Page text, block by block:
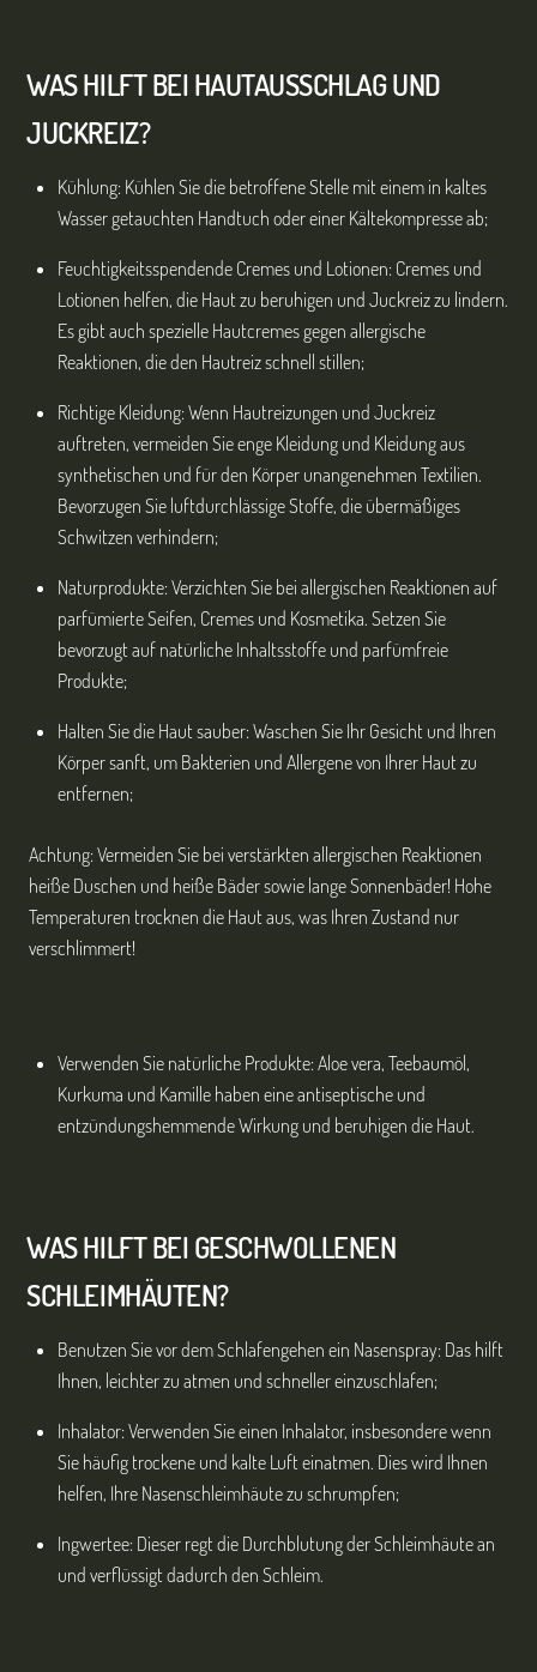
WAS HILFT BEIHAUTAUSSCHLAG UND
JUCKREIZ?
Kühlung: Kühlen Sie die betroffene Stelle mit einem in kaltes
Wasser getauchten Handtuch oder einer Kältekompresse ab;
Feuchtigkeitsspendende Cremes und Lotionen: Cremes und
Lotionen helfen, die Haut zu beruhigen und Juckreiz zu lindern.
Es gibt auch spezielle Hautcremes gegen allergische
Reaktionen, die den Hautreiz schnell stillen;
Richtige Kleidung: Wenn Hautreizungen und Juckreiz
auftreten, vermeiden Sie enge Kleidung und Kleidung aus
synthetischen und für den Körper unangenehmen Textilien.
Bevorzugen Sie luftdurchlässige Stoffe, die übermäßiges
Schwitzen verhindern;
Naturprodukte: Verzichten Sie bei allergischen Reaktionen auf
parfümierte Seifen, Cremes und Kosmetika. Setzen Sie
bevorzugt auf natürliche Inhaltsstoffe und parfümfreie
Produkte;
Halten Sie die Haut sauber: Waschen Sie Ihr Gesicht und Ihren
Körper sanft, um Bakterien und Allergene von Ihrer Haut zu
entfernen;
Achtung: Vermeiden Sie bei verstärkten allergischen Reaktionen
heiße Duschen und heiße Bäder sowie lange Sonnenbäder! Hohe
Temperaturen trocknen die Haut aus, was Ihren Zustand nur
verschlimmert!
Verwenden Sie natürliche Produkte: Aloe vera, Teebaumöl,
Kurkuma und Kamille haben eine antiseptische und
entzündungshemmende Wirkung und beruhigen die Haut.
WAS HILFT BEI GESCHWOLLENEN
SCHLEIMHÄUTEN?
Benutzen Sie vor dem Schlafengehen ein Nasenspray: Das hilft
Ihnen, leichter zu atmen und schneller einzuschlafen;
Inhalator: Verwenden Sie einen Inhalator, insbesondere wenn
Sie häufig trockene und kalte Luft einatmen. Dies wird Ihnen
helfen, Ihre Nasenschleimhäute zu schrumpfen;
Ingwertee: Dieser regt die Durchblutung der Schleimhäute an
und verflüssigt dadurch den Schleim.